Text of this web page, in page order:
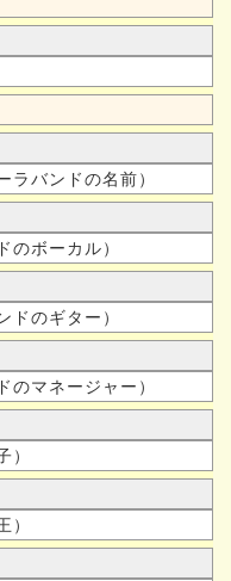
ラバンドの名前）
のボーカル）
ドのギター）
のマネージャー）
）
）